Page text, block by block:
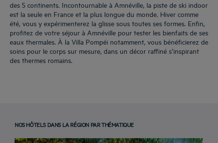
des 5 continents. Incontournable à Amnéville, la piste de ski indoor
est la seule en France et la plus longue du monde. Hiver comme
été, vous y expérimenterez la glisse sous toutes ses formes. Enfin,
profitez de votre séjour à Amnéville pour tester les bienfaits de ses
eaux thermales. À la Villa Pompéi notamment, vous bénéficierez de
soins pour le corps sur mesure, dans un décor raffiné s’inspirant
des thermes romains.
NOS HÔTELS DANS LA RÉGION PAR THÉMATIQUE